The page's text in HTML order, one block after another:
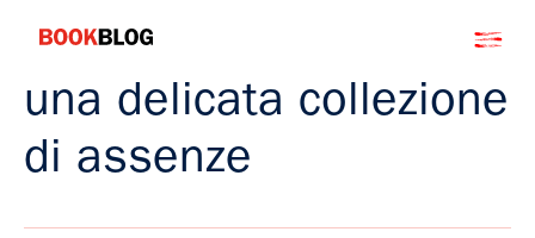
Bookblog
una delicata collezione
di assenze